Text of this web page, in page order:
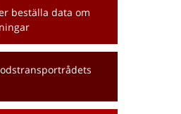
beställa data om